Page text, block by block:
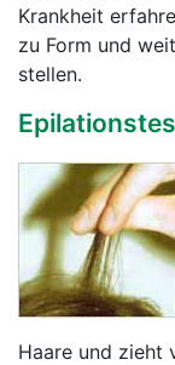
Krankheit
zu Form und
stellen.
Haare und zieht